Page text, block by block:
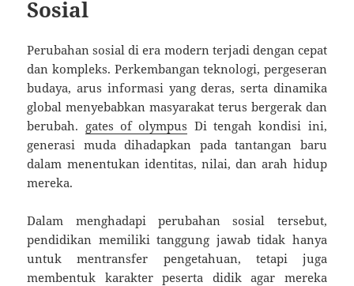
Sosial
Perubahan sosial di era modern terjadi dengan cepat
dan kompleks. Perkembangan teknologi, pergeseran
budaya, arus informasi yang deras, serta dinamika
global menyebabkan masyarakat terus bergerak dan
berubah. gates of olympus Di tengah kondisi ini,
generasi muda dihadapkan pada tantangan baru
dalam menentukan identitas, nilai, dan arah hidup
mereka.
Dalam menghadapi perubahan sosial tersebut,
pendidikan memiliki tanggung jawab tidak hanya
untuk mentransfer pengetahuan, tetapi juga
membentuk karakter peserta didik agar mereka